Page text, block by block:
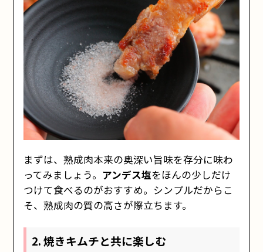
まずは、熟成肉本来の奥深い旨味を存分に味わ
ってみましょう。 アンデス塩をほんの少しだけ
つけて食べるのがおすすめ。シンプルだからこ
そ、熟成肉の質の高さが際立ちます。
2. 焼きキムチと共に楽しむ